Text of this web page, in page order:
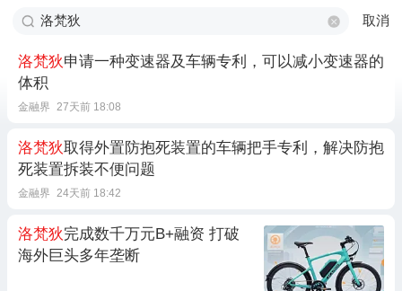
取消
洛梵狄申请一种变速器及车辆专利，可以减小变速器的
体积
金融界 27天前 18:08
洛梵狄取得外置防抱死装置的车辆把手专利，解决防抱
死装置拆装不便问题
金融界 24天前 18:42
洛梵狄完成数千万元B+融资 打破
海外巨头多年垄断